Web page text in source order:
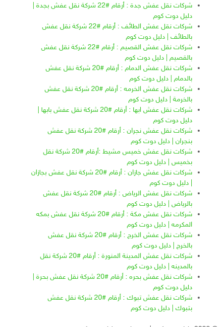
شركات نقل عفش جدة : أرقام #22 شركة نقل عفش بجدة |
دليل دوت كوم
شركات نقل عفش الطائف : أرقام #22 شركة نقل عفش
بالطائف | دليل دوت كوم
شركات نقل عفش القصيم : أرقام #22 شركة نقل عفش
بالقصيم | دليل دوت كوم
شركات نقل عفش الدمام : أرقام #20 شركة نقل عفش
بالدمام | دليل دوت كوم
شركات نقل عفش الخرمه : أرقام #20 شركة نقل عفش
بالخرمة | دليل دوت كوم
شركات نقل عفش ابها : أرقام #20 شركة نقل عفش بابها |
دليل دوت كوم
شركات نقل عفش نجران : أرقام #20 شركة نقل عفش
بنجران | دليل دوت كوم
شركات نقل عفش خميس مشيط :أرقام #20 شركة نقل
بخميس | دليل دوت كوم
شركات نقل عفش جازان : أرقام #20 شركة نقل عفش بجازان
| دليل دوت كوم
شركات نقل عفش الرياض : أرقام #20 شركة نقل عفش
بالرياض | دليل دوت كوم
شركات نقل عفش مكة : أرقام #20 شركة نقل عفش بمكه
المكرمه | دليل دوت كوم
شركات نقل عفش الخرج : أرقام #20 شركة نقل عفش
بالخرج | دليل دوت كوم
شركات نقل عفش المدينة المنورة : أرقام #20 شركة نقل
بالمدينه | دليل دوت كوم
شركات نقل عفش بحره : أرقام #20 شركة نقل عفش بحرة |
دليل دوت كوم
شركات نقل عفش تبوك : أرقام #20 شركة نقل عفش
بتبوك | دليل دوت كوم